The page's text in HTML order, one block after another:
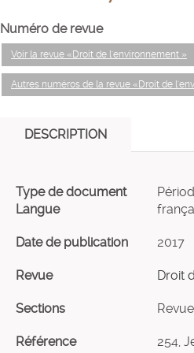
Numéro de revue
Voir la revue «Droit de l'environnement »
Autres numéros de la revue «Droit de
DESCRIPTION
Type de document
Langue
Date de publication 2017
Revue Droit
Sections
Référence 254,